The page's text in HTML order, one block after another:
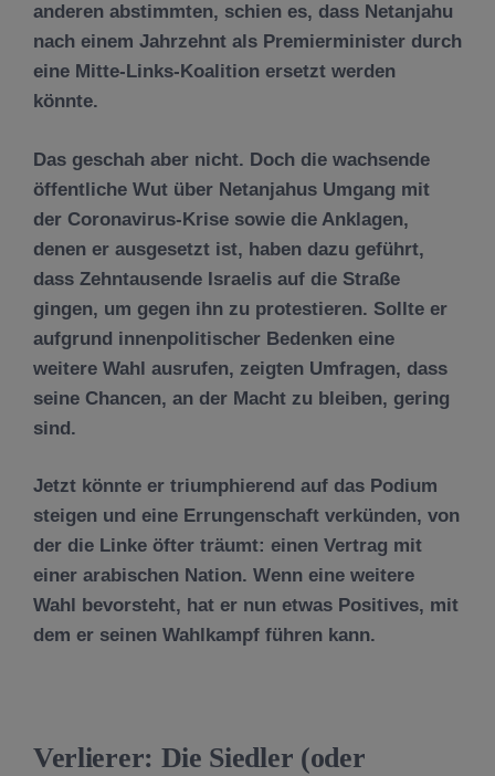
anderen abstimmten, schien es, dass Netanjahu
nach einem Jahrzehnt als Premierminister durch
eine Mitte-Links-Koalition ersetzt werden
könnte.
Das geschah aber nicht. Doch die wachsende
öffentliche Wut über Netanjahus Umgang mit
der Coronavirus-Krise sowie die Anklagen,
denen er ausgesetzt ist, haben dazu geführt,
dass Zehntausende Israelis auf die Straße
gingen, um gegen ihn zu protestieren. Sollte er
aufgrund innenpolitischer Bedenken eine
weitere Wahl ausrufen, zeigten Umfragen, dass
seine Chancen, an der Macht zu bleiben, gering
sind.
Jetzt könnte er triumphierend auf das Podium
steigen und eine Errungenschaft verkünden, von
der die Linke öfter träumt: einen Vertrag mit
einer arabischen Nation. Wenn eine weitere
Wahl bevorsteht, hat er nun etwas Positives, mit
dem er seinen Wahlkampf führen kann.
Verlierer: Die Siedler (oder